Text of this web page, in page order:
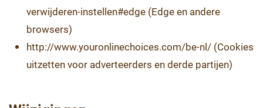
verwijderen-instellen#edge (Edge en andere
browsers)
http://www.youronlinechoices.com/be-nl/ (Cookies
uitzetten voor adverteerders en derde partijen)